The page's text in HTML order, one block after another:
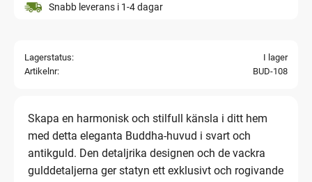
Snabb leverans i 1-4 dagar
Lagerstatus
I lager
Artikelnr
BUD-108
Skapa en harmonisk och stilfull känsla i ditt hem
med detta eleganta Buddha-huvud i svart och
antikguld. Den detaljrika designen och de vackra
gulddetaljerna ger statyn ett exklusivt och rogivande